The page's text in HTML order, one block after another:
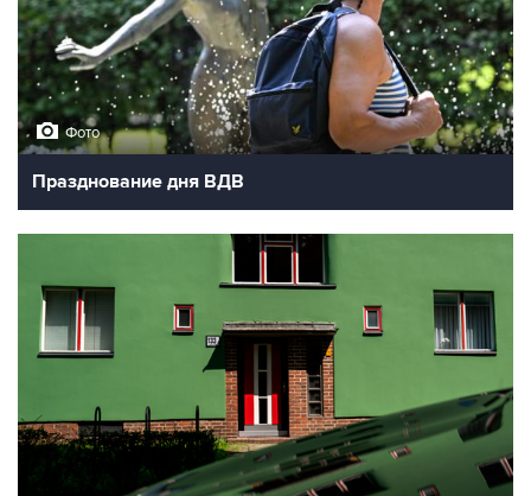
Фото
Празднование дня ВДВ